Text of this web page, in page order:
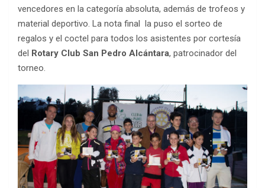
vencedores en la categoría absoluta, además de trofeos y
material deportivo. La nota final la puso el sorteo de
regalos y el coctel para todos los asistentes por cortesía
del Rotary Club San Pedro Alcántara, patrocinador del
torneo.